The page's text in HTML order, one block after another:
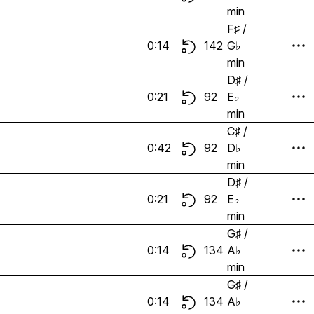
min
0:14 142
F♯ /
G♭
min
0:21 92
D♯ /
E♭
min
0:42 92
C♯ /
D♭
min
0:21 92
D♯ /
E♭
min
0:14 134
G♯ /
A♭
min
0:14 134
G♯ /
A♭